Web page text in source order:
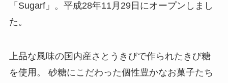
「Sugarf」。平成28年11月29日にオープンしまし
た。
上品な風味の国内産さとうきびで作られたきび糖
を使用。 砂糖にこだわった個性豊かなお菓子たち